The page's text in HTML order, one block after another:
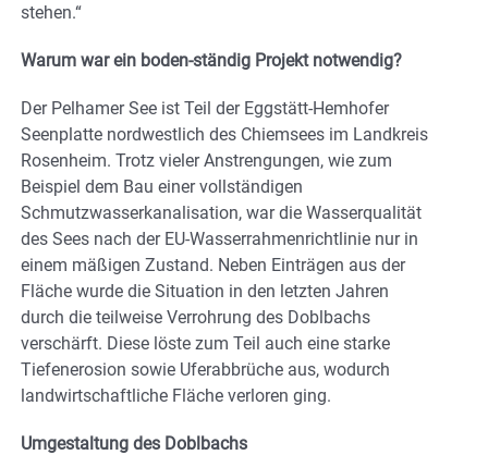
stehen.“
Warum war ein boden-ständig Projekt notwendig?
Der Pelhamer See ist Teil der Eggstätt-Hemhofer
Seenplatte nordwestlich des Chiemsees im Landkreis
Rosenheim. Trotz vieler Anstrengungen, wie zum
Beispiel dem Bau einer vollständigen
Schmutzwasserkanalisation, war die Wasserqualität
des Sees nach der EU-Wasserrahmenrichtlinie nur in
einem mäßigen Zustand. Neben Einträgen aus der
Fläche wurde die Situation in den letzten Jahren
durch die teilweise Verrohrung des Doblbachs
verschärft. Diese löste zum Teil auch eine starke
Tiefenerosion sowie Uferabbrüche aus, wodurch
landwirtschaftliche Fläche verloren ging.
Umgestaltung des Doblbachs